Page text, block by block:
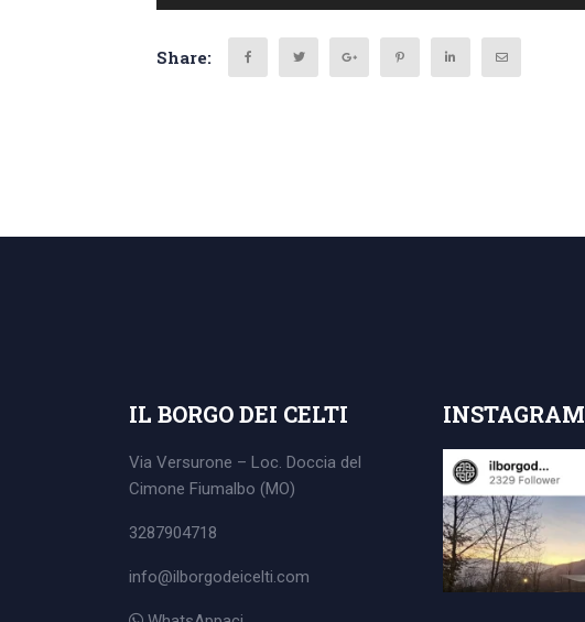
Share:
IL BORGO DEI CELTI
Via Versurone – Loc. Doccia del
Cimone Fiumalbo (MO)
3287904718
info@ilborgodeicelti.com
INSTAGRAM